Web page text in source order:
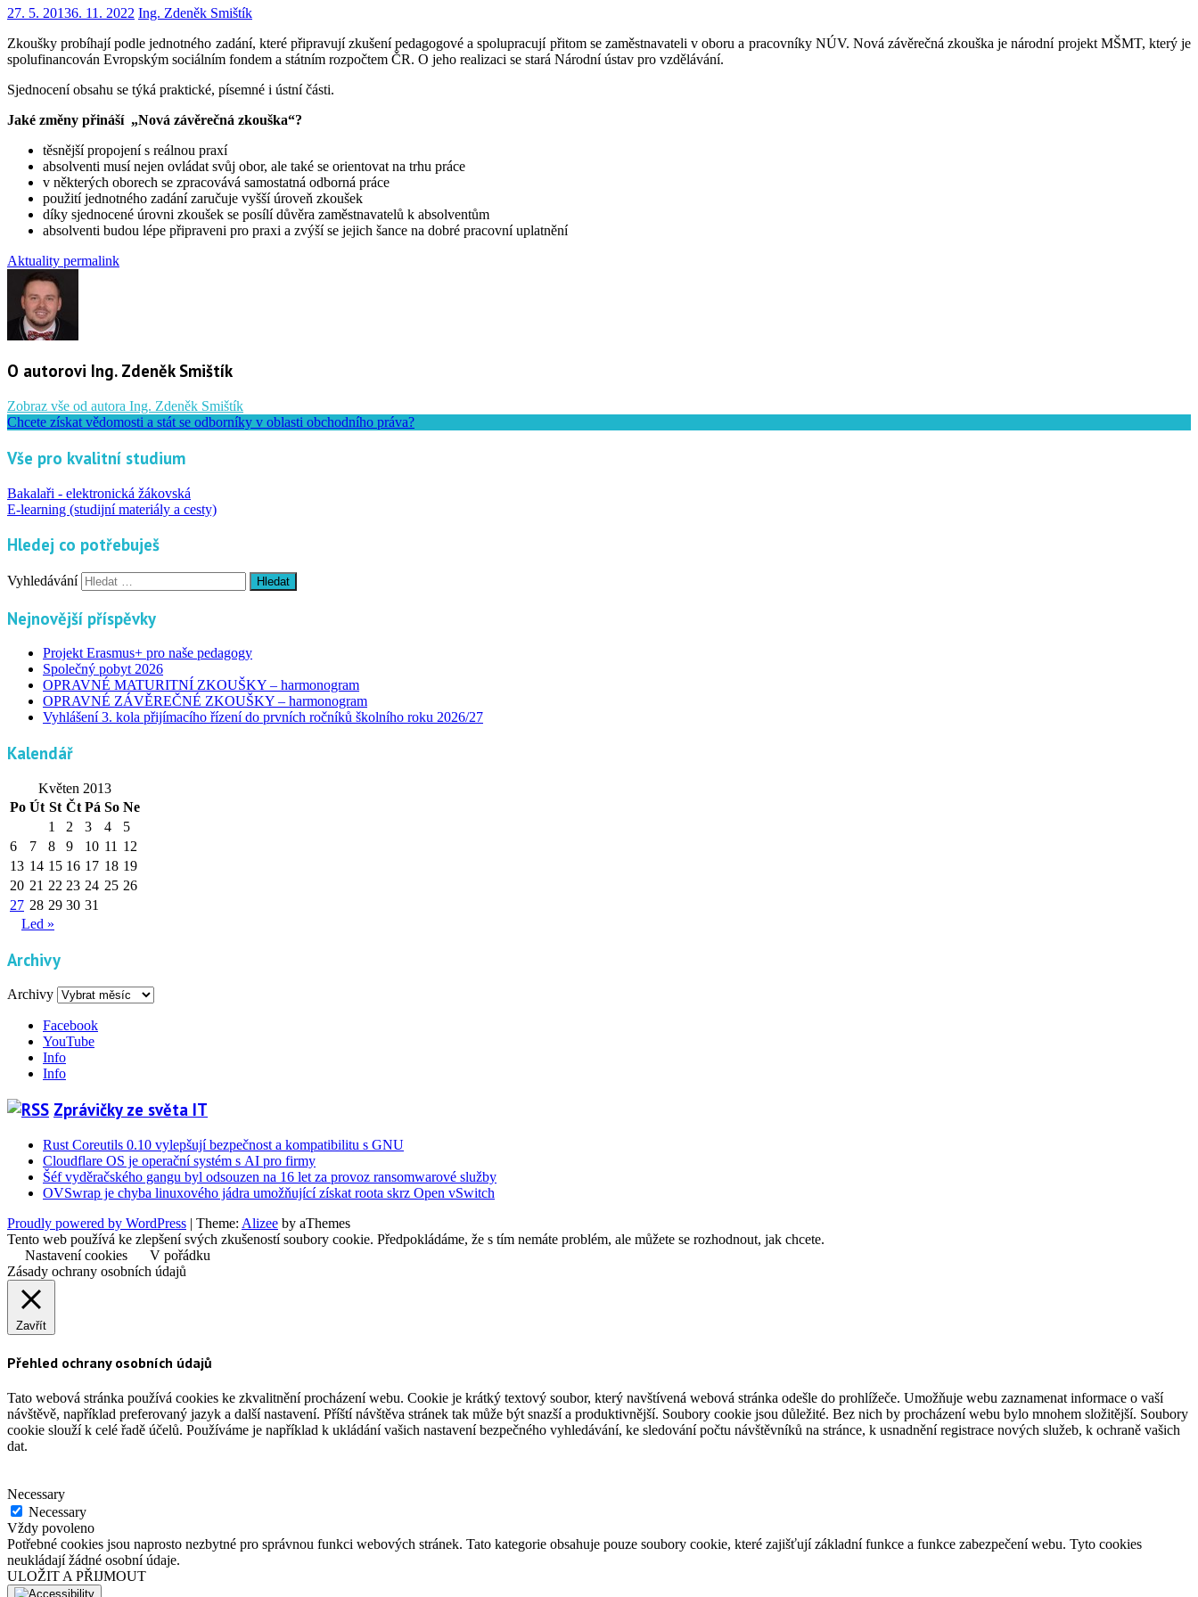
27. 5. 20136. 11. 2022 Ing. Zdeněk Smištík
Zkoušky probíhají podle jednotného zadání, které připravují zkušení pedagogové a spolupracují přitom se zaměstnavateli v oboru a pracovníky NÚV. Nová závěrečná zkouška je národní projekt MŠMT, který je
spolufinancován Evropským sociálním fondem a státním rozpočtem ČR. O jeho realizaci se stará Národní ústav pro vzdělávání.
Sjednocení obsahu se týká praktické, písemné i ústní části.
Jaké změny přináší „Nová závěrečná zkouška“?
těsnější propojení s reálnou praxí
absolventi musí nejen ovládat svůj obor, ale také se orientovat na trhu práce
v některých oborech se zpracovává samostatná odborná práce
použití jednotného zadání zaručuje vyšší úroveň zkoušek
díky sjednocené úrovni zkoušek se posílí důvěra zaměstnavatelů k absolventům
absolventi budou lépe připraveni pro praxi a zvýší se jejich šance na dobré pracovní uplatnění
Aktuality permalink
O autorovi Ing. Zdeněk Smištík
Zobraz vše od autora Ing. Zdeněk Smištík
Chcete získat vědomosti a stát se odborníky v oblasti obchodního práva?
Vše pro kvalitní studium
Bakalaři - elektronická žákovská
E-learning (studijní materiály a cesty)
Hledej co potřebuješ
Vyhledávání
Nejnovější příspěvky
Projekt Erasmus+ pro naše pedagogy
Společný pobyt 2026
OPRAVNÉ MATURITNÍ ZKOUŠKY – harmonogram
OPRAVNÉ ZÁVĚREČNÉ ZKOUŠKY – harmonogram
Vyhlášení 3. kola přijímacího řízení do prvních ročníků školního roku 2026/27
Kalendář
Květen 2013
Po Út St Čt Pá So Ne
1
2 3 4
5
6
7 8 9 10 11 12
13 14 15 16 17 18 19
20 21 22 23 24 25 26
27 28 29 30 31
Led »
Archivy
Archivy
Facebook
YouTube
Info
Info
Zprávičky ze světa IT
Rust Coreutils 0.10 vylepšují bezpečnost a kompatibilitu s GNU
Cloudflare OS je operační systém s AI pro firmy
Šéf vyděračského gangu byl odsouzen na 16 let za provoz ransomwarové služby
OVSwrap je chyba linuxového jádra umožňující získat roota skrz Open vSwitch
Proudly powered by WordPress | Theme: Alizee by aThemes
Tento web používá ke zlepšení svých zkušeností soubory cookie. Předpokládáme, že s tím nemáte problém, ale můžete se rozhodnout, jak chcete.
Nastavení cookies
V pořádku
Zásady ochrany osobních údajů
Zavřít
Přehled ochrany osobních údajů
Tato webová stránka používá cookies ke zkvalitnění procházení webu. Cookie je krátký textový soubor, který navštívená webová stránka odešle do prohlížeče. Umožňuje webu zaznamenat informace o vaší
návštěvě, například preferovaný jazyk a další nastavení. Příští návštěva stránek tak může být snazší a produktivnější. Soubory cookie jsou důležité. Bez nich by procházení webu bylo mnohem složitější. Soubory
cookie slouží k celé řadě účelů. Používáme je například k ukládání vašich nastavení bezpečného vyhledávání, ke sledování počtu návštěvníků na stránce, k usnadnění registrace nových služeb, k ochraně vašich
dat.
Necessary
Necessary
Vždy povoleno
Potřebné cookies jsou naprosto nezbytné pro správnou funkci webových stránek. Tato kategorie obsahuje pouze soubory cookie, které zajišťují základní funkce a funkce zabezpečení webu. Tyto cookies
neukládají žádné osobní údaje.
ULOŽIT A PŘIJMOUT